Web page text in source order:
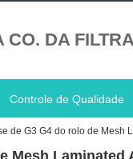
CO. DA
Controle de Qualidade
de G3 G4 do rolo de Mesh
Mesh Laminated